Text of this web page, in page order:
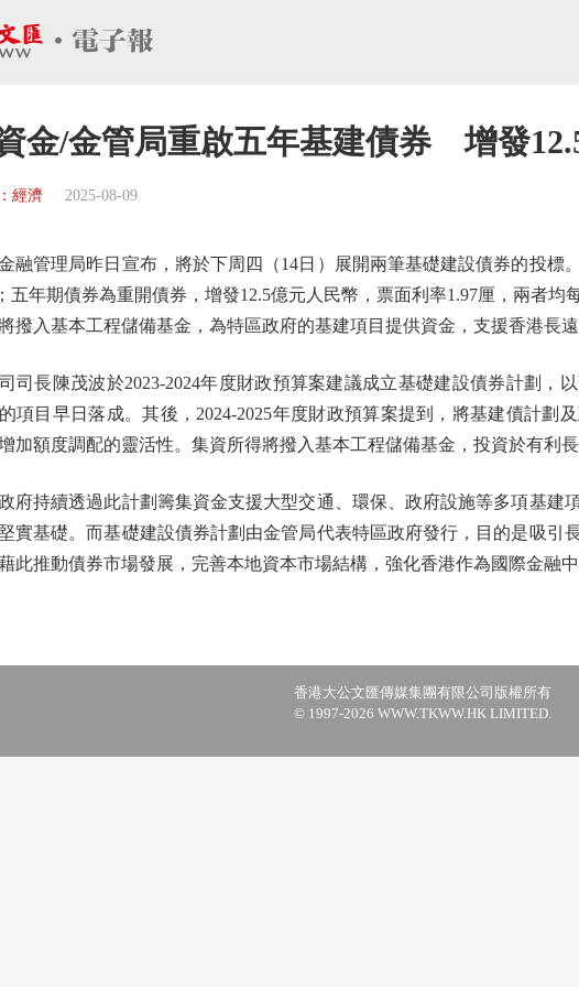
金/金管局重啟五年基建債券 增發
經濟 2025-08-09
理局昨日宣布，將於下周四（14日）展開兩筆基礎建設債券的投標。
五年期債券為重開債券，增發12.5億元人民幣，票面利率1.97厘，兩者
撥入基本工程儲備基金，為特區政府的基建項目提供資金，支援香港長遠
陳茂波於2023-2024年度財政預算案建議成立基礎建設債券計劃，以
項目早日落成。其後，2024-2025年度財政預算案提到，將基建債計劃
加額度調配的靈活性。集資所得將撥入基本工程儲備基金，投資於有利長
持續透過此計劃籌集資金支援大型交通、環保、政府設施等多項基建
實基礎。而基礎建設債券計劃由金管局代表特區政府發行，目的是吸引
此推動債券市場發展，完善本地資本市場結構，強化香港作為國際金融中
香港大公文匯傳媒集團有限公司版權所有
© 1997-2026 WWW.TKWW.HK LIMITED.